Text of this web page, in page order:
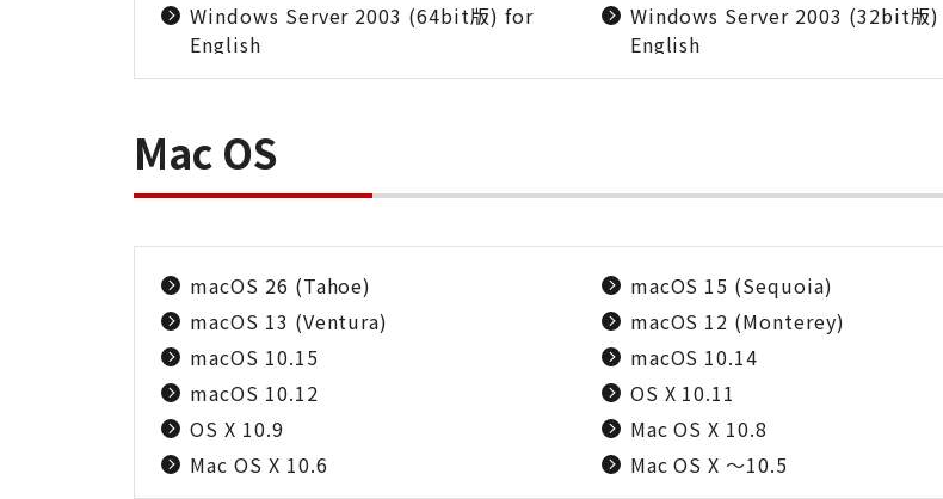
Windows Server 2003 (64bit版) for
English
Windows Server 2003 (32bit版
English
Mac OS
macOS 26 (Tahoe) macOS 15 (Sequoia)
macOS 13 (Ventura)
macOS 12 (Monterey)
macOS 10.15
macOS 10.14
macOS 10.12
OS X 10.11
OS X 10.9
Mac OS X 10.8
Mac OS X 10.6
Mac OS X ～10.5